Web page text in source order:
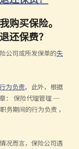
购买保险。
还保费？
公司或所发保单的失
为负责。此外，根据
： 保险代理管理─
务期间的行为负责 ，
况而言，保险公司透